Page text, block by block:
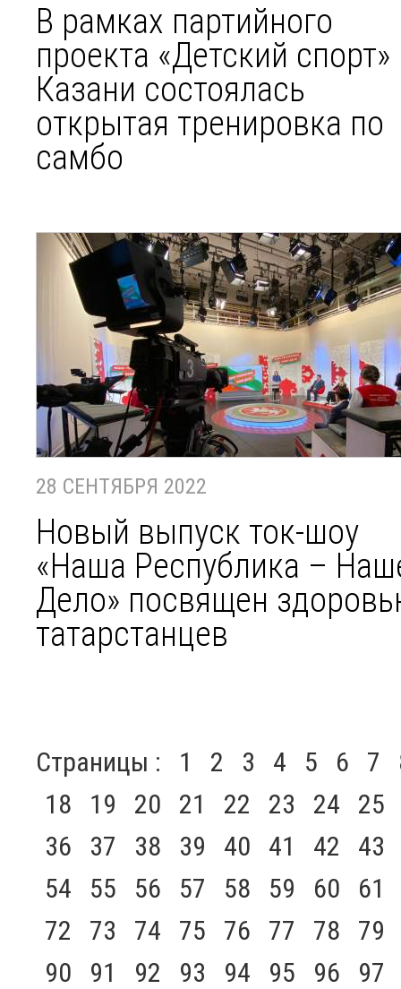
В рамках партийного
проекта «Детский спорт»
Казани состоялась
открытая тренировка по
самбо
28 СЕНТЯБРЯ 2022
Новый выпуск ток-шоу
«Наша Республика –
Дело» посвящен
татарстанцев
Страницы : 1 2 3 4 5 6 7
18
19 20 21 22 23 24
25
36
37 38 39 40 41 42
43
54
55 56 57 58 59 60
61
72
73 74 75 76 77 78
79
90
91 92 93 94 95 96
97